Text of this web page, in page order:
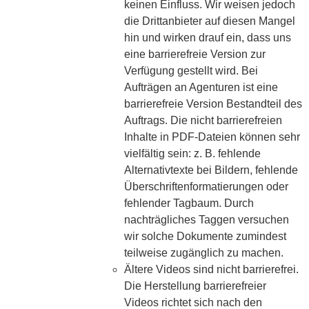
keinen Einfluss. Wir weisen jedoch
die Drittanbieter auf diesen Mangel
hin und wirken drauf ein, dass uns
eine barrierefreie Version zur
Verfügung gestellt wird. Bei
Aufträgen an Agenturen ist eine
barrierefreie Version Bestandteil des
Auftrags. Die nicht barrierefreien
Inhalte in PDF-Dateien können sehr
vielfältig sein: z. B. fehlende
Alternativtexte bei Bildern, fehlende
Überschriftenformatierungen oder
fehlender Tagbaum. Durch
nachträgliches Taggen versuchen
wir solche Dokumente zumindest
teilweise zugänglich zu machen.
Ältere Videos sind nicht barrierefrei.
Die Herstellung barrierefreier
Videos richtet sich nach den